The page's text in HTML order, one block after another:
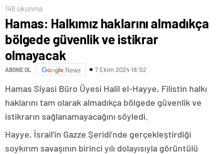
146 okunma
Hamas: Halkımız haklarını almadıkça
bölgede güvenlik ve istikrar
olmayacak
ABONE OL News 7 Ekim 2024 18:52
Hamas Siyasi Büro Üyesi Halil el-Hayye, Filistin halkı
haklarını tam olarak almadıkça bölgede güvenlik ve
istikrarın sağlanamayacağını söyledi.
Hayye, İsrail’in Gazze Şeridi’nde gerçekleştirdiği
soykırım savaşının birinci yılı dolayısıyla görüntülü